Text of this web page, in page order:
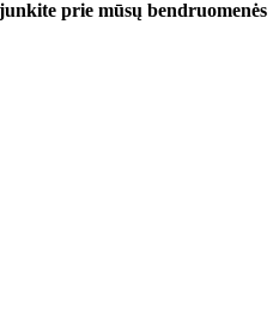
prie mūsų bendruomenės